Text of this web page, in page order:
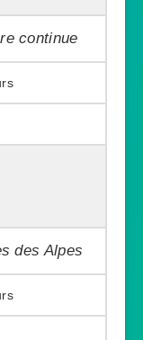
continue
des Alpes